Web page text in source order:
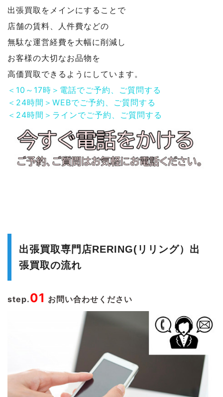
出張買取をメインにすることで
店舗の賃料、人件費などの
無駄な運営経費を大幅に削減し
お客様の大切なお品物を
高価買取できるようにしています。
＜10～17時＞電話でご予約、ご質問する
＜24時間＞WEBでご予約、ご質問する
＜24時間＞ラインでご予約、ご質問する
出張買取専門店RERING(リリング）出
張買取の流れ
step.01 お問い合わせください